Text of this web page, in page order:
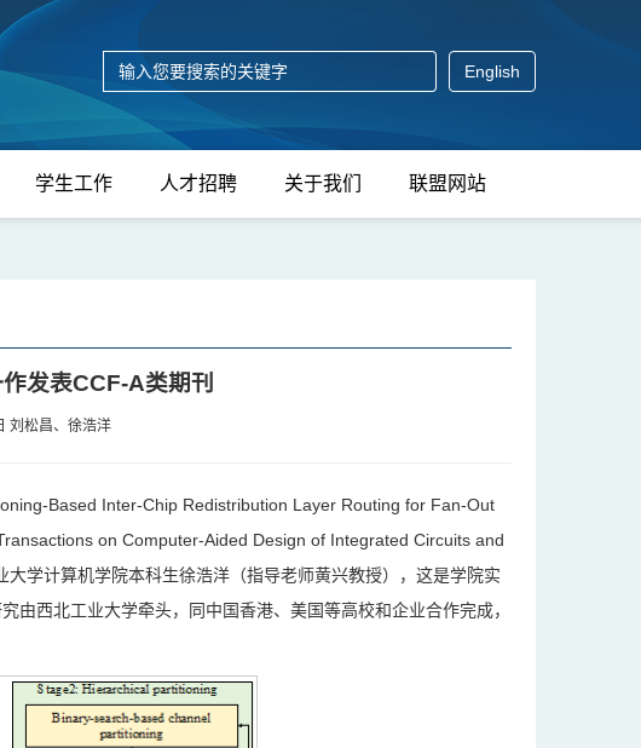
English
学生工作 人才招聘 关于我们 联盟网站
发表CCF-A类期刊
刘松昌、徐浩洋
Based Inter-Chip Redistribution Layer Routing for Fan-Out
on Computer-Aided Design of Integrated Circuits and
学计算机学院本科生徐浩洋（指导老师黄兴教授），这是学院实
由西北工业大学牵头，同中国香港、美国等高校和企业合作完成，